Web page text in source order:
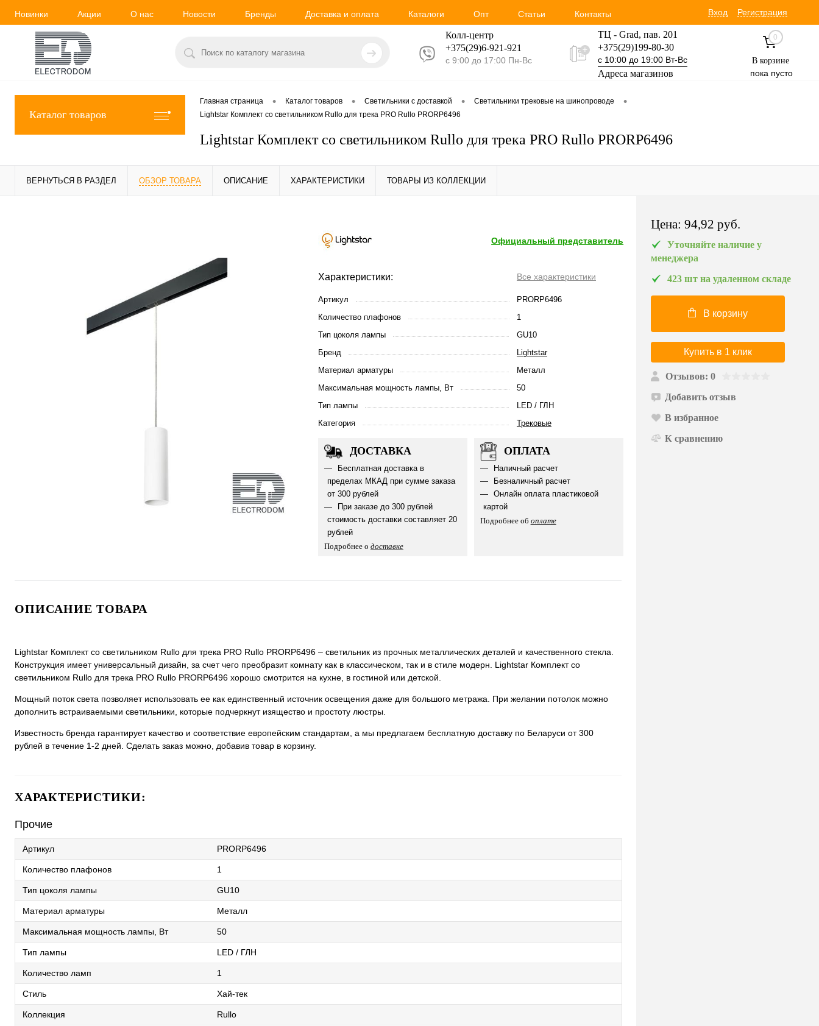
Новинки Акции О нас Новости Бренды Доставка и оплата Каталоги Опт Статьи Контакты Вход Регистрация
Колл-центр
+375(29)6-921-921
с 9:00 до 17:00 Пн-Вс
ТЦ - Grad, пав. 201
+375(29)199-80-30
с 10:00 до 19:00 Вт-Вс
Адреса магазинов
+375(29)354-30-60
0
В корзине
пока пусто
Каталог товаров
Главная страница • Каталог товаров • Светильники с доставкой • Светильники трековые на шинопроводе •
Lightstar Комплект со светильником Rullo для трека PRO Rullo PRORP6496
Lightstar Комплект со светильником Rullo для трека PRO Rullo PRORP6496
ВЕРНУТЬСЯ В РАЗДЕЛ ОБЗОР ТОВАРА ОПИСАНИЕ ХАРАКТЕРИСТИКИ ТОВАРЫ ИЗ КОЛЛЕКЦИИ
Официальный представитель
Характеристики: Все характеристики
Артикул
PRORP6496
Количество плафонов
1
Тип цоколя лампы
GU10
Бренд
Lightstar
Материал арматуры
Металл
Максимальная мощность лампы, Вт
50
Тип лампы
LED / ГЛН
Категория
Трековые
ДОСТАВКА
Бесплатная доставка в
пределах МКАД при сумме заказа
от 300 рублей
При заказе до 300 рублей
стоимость доставки составляет 20
рублей
Подробнее о доставке
ОПЛАТА
Наличный расчет
Безналичный расчет
Онлайн оплата пластиковой
картой
Подробнее об оплате
ОПИСАНИЕ ТОВАРА
Lightstar Комплект со светильником Rullo для трека PRO Rullo PRORP6496 – светильник из прочных металлических деталей и качественного стекла.
Конструкция имеет универсальный дизайн, за счет чего преобразит комнату как в классическом, так и в стиле модерн. Lightstar Комплект со
светильником Rullo для трека PRO Rullo PRORP6496 хорошо смотрится на кухне, в гостиной или детской.
Мощный поток света позволяет использовать ее как единственный источник освещения даже для большого метража. При желании потолок можно
дополнить встраиваемыми светильники, которые подчеркнут изящество и простоту люстры.
Известность бренда гарантирует качество и соответствие европейским стандартам, а мы предлагаем бесплатную доставку по Беларуси от 300
рублей в течение 1-2 дней. Сделать заказ можно, добавив товар в корзину.
ХАРАКТЕРИСТИКИ:
Прочие
Артикул PRORP6496
Количество плафонов 1
Тип цоколя лампы GU10
Материал арматуры Металл
Максимальная мощность лампы, Вт 50
Тип лампы LED / ГЛН
Количество ламп 1
Стиль Хай-тек
Коллекция Rullo
Цена: 94,92 pуб.
Уточняйте наличие у
менеджера
423 шт на удаленном складе
В корзину
Купить в 1 клик
Отзывов: 0
Добавить отзыв
В избранное
К сравнению